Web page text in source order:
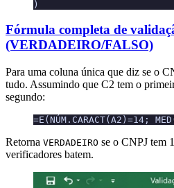
)
Fórmula completa de
(VERDADEIRO/FALSO)
Para uma coluna única que diz se o
tudo. Assumindo que C2 tem o
segundo:
=E(NÚM.CARACT(A2)=14;
Retorna VERDADEIRO se o CNPJ tem
verificadores batem.